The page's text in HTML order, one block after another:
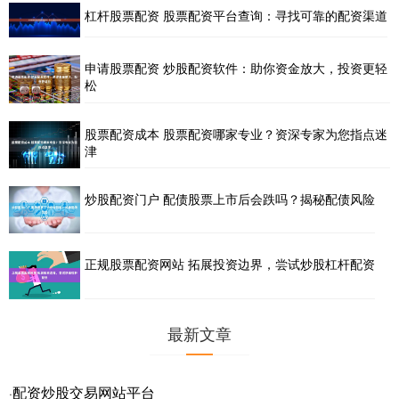
杠杆股票配资 股票配资平台查询：寻找可靠的配资渠道
申请股票配资 炒股配资软件：助你资金放大，投资更轻
松
股票配资成本 股票配资哪家专业？资深专家为您指点迷
津
炒股配资门户 配债股票上市后会跌吗？揭秘配债风险
正规股票配资网站 拓展投资边界，尝试炒股杠杆配资
最新文章
·配资炒股交易网站平台